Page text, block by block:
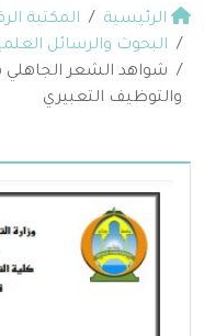
الرئيسية المكتبة
البحوث والرسائل
شواهد الشعر الجاهلي
والتوظيف التعبيري